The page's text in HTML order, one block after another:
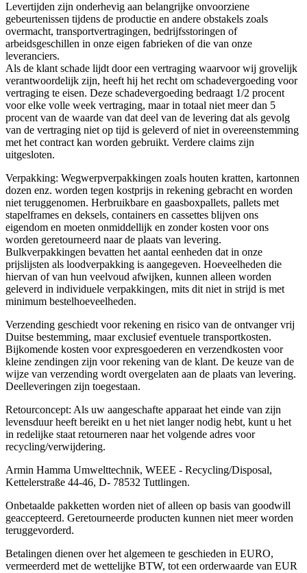
Levertijden zijn onderhevig aan belangrijke onvoorziene
gebeurtenissen tijdens de productie en andere obstakels zoals
overmacht, transportvertragingen, bedrijfsstoringen of
arbeidsgeschillen in onze eigen fabrieken of die van onze
leveranciers.
Als de klant schade lijdt door een vertraging waarvoor wij grovelijk
verantwoordelijk zijn, heeft hij het recht om schadevergoeding voor
vertraging te eisen. Deze schadevergoeding bedraagt 1/2 procent
voor elke volle week vertraging, maar in totaal niet meer dan 5
procent van de waarde van dat deel van de levering dat als gevolg
van de vertraging niet op tijd is geleverd of niet in overeenstemming
met het contract kan worden gebruikt. Verdere claims zijn
uitgesloten.
Verpakking: Wegwerpverpakkingen zoals houten kratten, kartonnen
dozen enz. worden tegen kostprijs in rekening gebracht en worden
niet teruggenomen. Herbruikbare en gaasboxpallets, pallets met
stapelframes en deksels, containers en cassettes blijven ons
eigendom en moeten onmiddellijk en zonder kosten voor ons
worden geretourneerd naar de plaats van levering.
Bulkverpakkingen bevatten het aantal eenheden dat in onze
prijslijsten als loodverpakking is aangegeven. Hoeveelheden die
hiervan of van hun veelvoud afwijken, kunnen alleen worden
geleverd in individuele verpakkingen, mits dit niet in strijd is met
minimum bestelhoeveelheden.
Verzending geschiedt voor rekening en risico van de ontvanger vrij
Duitse bestemming, maar exclusief eventuele transportkosten.
Bijkomende kosten voor expresgoederen en verzendkosten voor
kleine zendingen zijn voor rekening van de klant. De keuze van de
wijze van verzending wordt overgelaten aan de plaats van levering.
Deelleveringen zijn toegestaan.
Retourconcept: Als uw aangeschafte apparaat het einde van zijn
levensduur heeft bereikt en u het niet langer nodig hebt, kunt u het
in redelijke staat retourneren naar het volgende adres voor
recycling/verwijdering.
Armin Hamma Umwelttechnik, WEEE - Recycling/Disposal,
Kettelerstraße 44-46, D- 78532 Tuttlingen.
Onbetaalde pakketten worden niet of alleen op basis van goodwill
geaccepteerd. Geretourneerde producten kunnen niet meer worden
teruggevorderd.
Betalingen dienen over het algemeen te geschieden in EURO,
vermeerderd met de wettelijke BTW, tot een orderwaarde van EUR